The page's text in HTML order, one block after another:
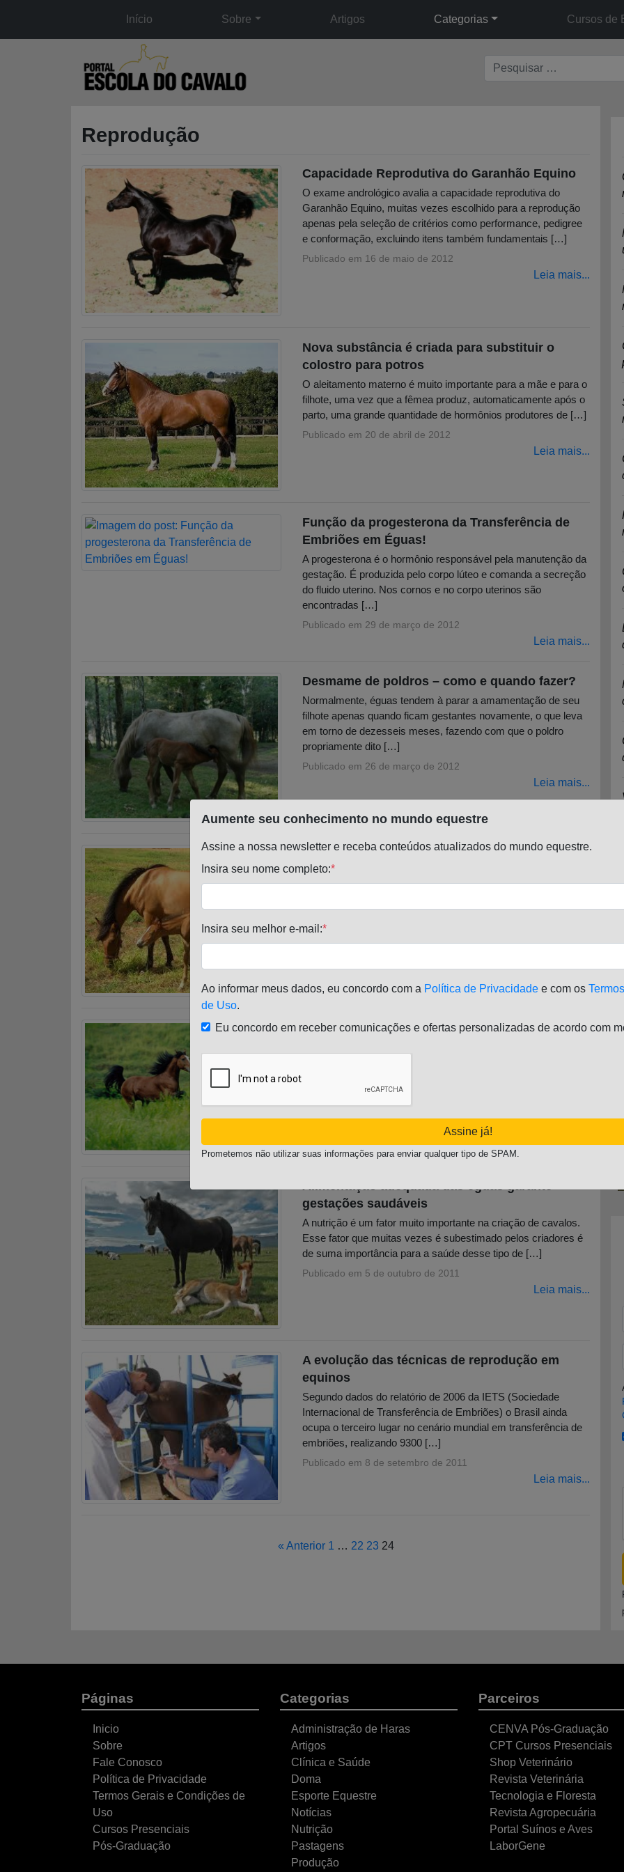
Início Sobre Artigos Categorias Cursos de
Reprodução
Capacidade Reprodutiva do Garanhão Equino
O exame andrológico avalia a capacidade reprodutiva do
Garanhão Equino, muitas vezes escolhido para a reprodução
apenas pela seleção de critérios como performance, pedigree
e conformação, excluindo itens também fundamentais […]
Publicado em 16 de maio de 2012
Leia mais...
Nova substância é criada para substituir o
colostro para potros
O aleitamento materno é muito importante para a mãe e para o
filhote, uma vez que a fêmea produz, automaticamente após o
parto, uma grande quantidade de hormônios produtores de […]
Publicado em 20 de abril de 2012
Leia mais...
Função da progesterona da Transferência de
Embriões em Éguas!
A progesterona é o hormônio responsável pela manutenção da
gestação. É produzida pelo corpo lúteo e comanda a secreção
do fluido uterino. Nos cornos e no corpo uterinos são
encontradas […]
Publicado em 29 de março de 2012
Leia mais...
Desmame de poldros – como e quando fazer?
Normalmente, éguas tendem à parar a amamentação de seu
filhote apenas quando ficam gestantes novamente, o que leva
em torno de dezesseis meses, fazendo com que o poldro
propriamente dito […]
Publicado em 26 de março de 2012
Leia mais...
Como cuidar de potros órfãos
A criação de potros órfãos é um grande mito na criação de
Publicado em
Cuidados específicos com cavalos
nenhum controle […]
Alimentação adequada das éguas garante
gestações saudáveis
A nutrição é um fator muito importante na criação de cavalos.
Esse fator que muitas vezes é subestimado pelos criadores é
de suma importância para a saúde desse tipo de […]
Publicado em 5 de outubro de 2011
Leia mais...
A evolução das técnicas de reprodução em
equinos
Segundo dados do relatório de 2006 da IETS (Sociedade
Internacional de Transferência de Embriões) o Brasil ainda
ocupa o terceiro lugar no cenário mundial em transferência de
embriões, realizando 9300 […]
Publicado em 8 de setembro de 2011
Leia mais...
« Anterior 1 … 22 23 24
Páginas
Inicio
Sobre
Fale Conosco
Política de Privacidade
Termos Gerais e Condições de
Uso
Cursos Presenciais
Pós-Graduação
Categorias
Administração de Haras
Artigos
Clínica e Saúde
Doma
Esporte Equestre
Notícias
Nutrição
Pastagens
Produção
Parceiros
CENVA Pós-Graduação
CPT Cursos Presenciais
Shop Veterinário
Revista Veterinária
Tecnologia e Floresta
Revista Agropecuária
Portal Suínos e Aves
LaborGene
Aumente seu conhecimento no mundo equestre
Assine a nossa newsletter e receba conteúdos atualizados do mundo equestre.
Insira seu nome completo:*
Insira seu melhor e-mail:*
Ao informar meus dados, eu concordo com a Política de Privacidade e com os
de Uso.
Eu concordo em receber comunicações e ofertas personalizadas de acordo com
Assine já!
Prometemos não utilizar suas informações para enviar qualquer tipo de SPAM.